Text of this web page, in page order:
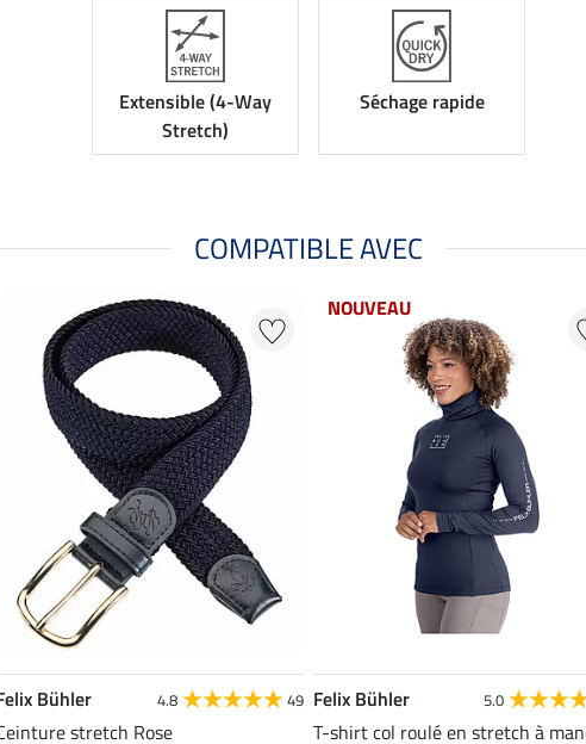
Extensible (4-Way
Stretch)
Séchage rapide
COMPATIBLE AVEC
Bühler 4.8 49
stretch Rose
NOUVEAU
Felix Bühler 5.0
T-shirt col roulé en stretch à